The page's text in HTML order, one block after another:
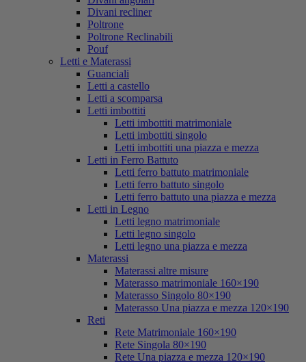
Divani recliner
Poltrone
Poltrone Reclinabili
Pouf
Letti e Materassi
Guanciali
Letti a castello
Letti a scomparsa
Letti imbottiti
Letti imbottiti matrimoniale
Letti imbottiti singolo
Letti imbottiti una piazza e mezza
Letti in Ferro Battuto
Letti ferro battuto matrimoniale
Letti ferro battuto singolo
Letti ferro battuto una piazza e mezza
Letti in Legno
Letti legno matrimoniale
Letti legno singolo
Letti legno una piazza e mezza
Materassi
Materassi altre misure
Materasso matrimoniale 160×190
Materasso Singolo 80×190
Materasso Una piazza e mezza 120×190
Reti
Rete Matrimoniale 160×190
Rete Singola 80×190
Rete Una piazza e mezza 120×190